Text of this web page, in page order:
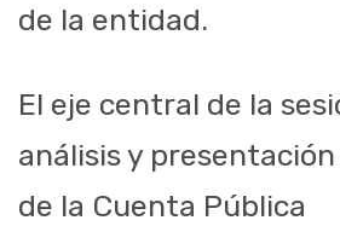
de la entidad.
El eje central de la
análisis y
de la Cuenta Pública